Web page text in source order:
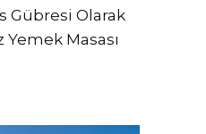
Gübresi Olarak
Masası